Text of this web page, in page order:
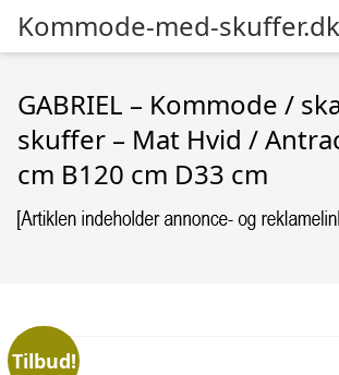
Kommode-med-skuffer.dk
GABRIEL – Kommode /
skuffer – Mat Hvid /
cm B120 cm D33 cm
Tilbud!